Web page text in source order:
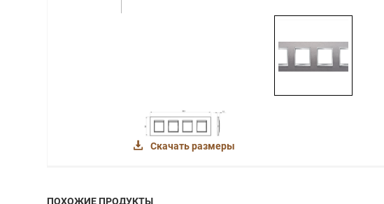
Скачать размеры
ПОХОЖИЕ ПРОДУКТЫ